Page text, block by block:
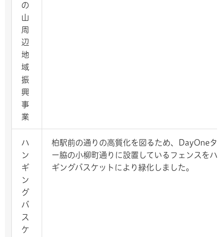
の
山
周
辺
地
域
振
興
事
業
ハ
ン
ギ
ン
グ
バ
ス
ケ
柏駅前の通りの高質化を図るため、DayOneタ
ー脇の小柳町通りに設置しているフェンスをハ
ギングバスケットにより緑化しました。